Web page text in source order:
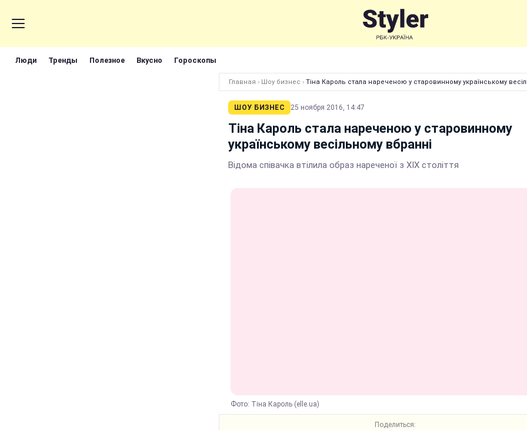
Люди Тренды Полезное Вкусно Гороскопы
Главная › Шоу бизнес › Тіна Кароль стала нареченою у старовинному українському
ШОУ БИЗНЕС 25 ноября 2016, 14:47
Тіна Кароль стала нареченою у старовинному
українському весільному вбранні
Відома співачка втілила образ нареченої з XIX століття
Фото: Тіна Кароль (elle.ua)
Поделиться: